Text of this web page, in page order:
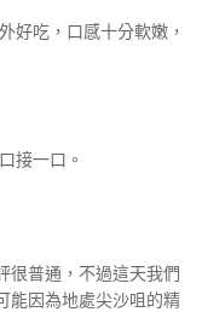
好吃，口感十分軟嫩，
接一口。
很普通，不過這天我們
能因為地處尖沙咀的精